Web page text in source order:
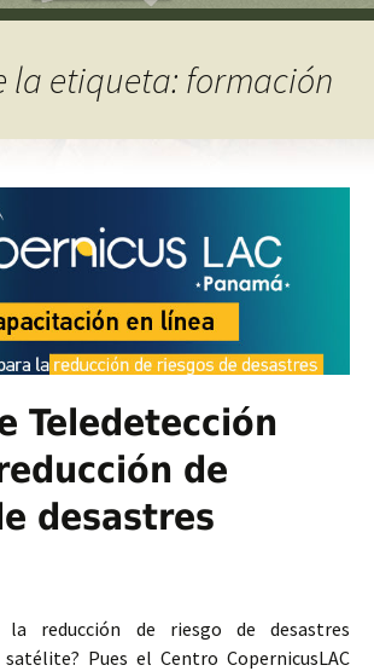
la etiqueta: formación
Teledetección
de
desastres
la reducción de riesgo de desastres
Pues el Centro CopernicusLAC